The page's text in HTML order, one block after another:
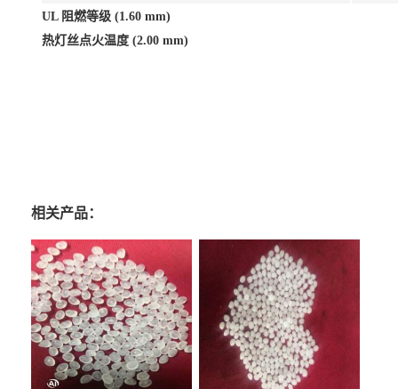
UL 阻燃等级 (1.60 mm)
热灯丝点火温度 (2.00 mm)
相关产品：